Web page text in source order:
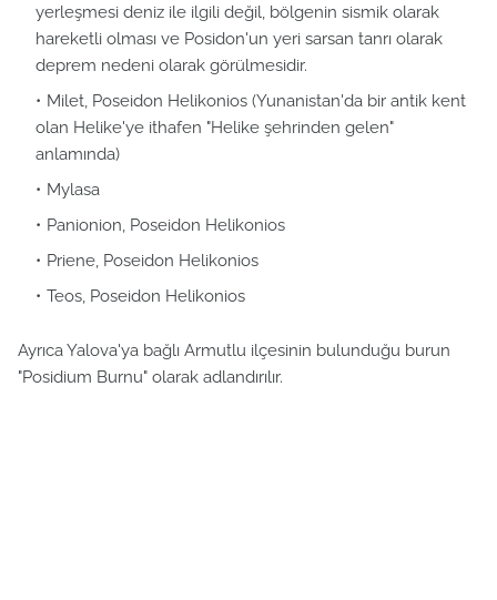
yerleşmesi deniz ile ilgili değil, bölgenin sismik olarak
hareketli olması ve Posidon'un yeri sarsan tanrı olarak
deprem nedeni olarak görülmesidir.
Milet, Poseidon Helikonios (Yunanistan'da bir antik kent
olan Helike'ye ithafen "Helike şehrinden gelen"
anlamında)
Mylasa
Panionion, Poseidon Helikonios
Priene, Poseidon Helikonios
Teos, Poseidon Helikonios
Ayrıca Yalova'ya bağlı Armutlu ilçesinin bulunduğu burun
"Posidium Burnu" olarak adlandırılır.